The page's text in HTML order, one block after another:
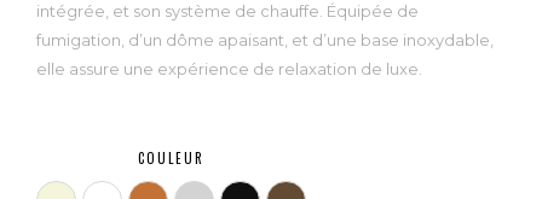
intégrée, et son système de chauffe. Équipée de
fumigation, d’un dôme apaisant, et d’une base inoxydable,
elle assure une expérience de relaxation de luxe.
COULEUR